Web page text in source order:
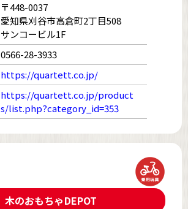
〒448-0037
愛知県刈谷市高倉町2丁目508
サンコービル1F
0566-28-3933
https://quartett.co.jp/
https://quartett.co.jp/product
s/list.php?category_id=353
木のおもちゃDEPOT